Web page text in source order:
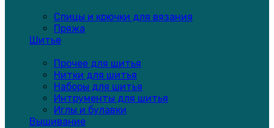
Спицы и крючки для вязания
Пряжа
Шитье
Прочее для шитья
Нитки для шитья
Наборы для шитья
Интрументы для шитья
Иглы и булавки
Вышивание